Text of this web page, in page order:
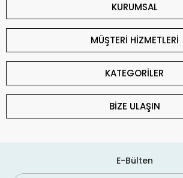
KURUMSAL
MÜŞTERİ HİZMETLERİ
KATEGORİLER
BİZE ULAŞIN
E-Bülten